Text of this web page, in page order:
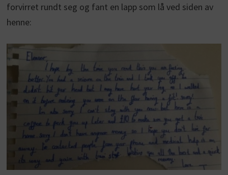
forvirret rundt seg og fant en lapp som lå ved siden av
henne: